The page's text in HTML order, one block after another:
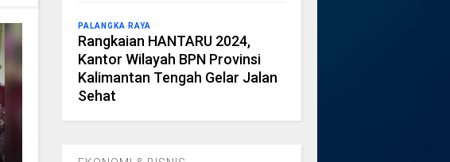
PALANGKA RAYA
Rangkaian HANTARU 2024,
Kantor Wilayah BPN Provinsi
Kalimantan Tengah Gelar Jalan
Sehat